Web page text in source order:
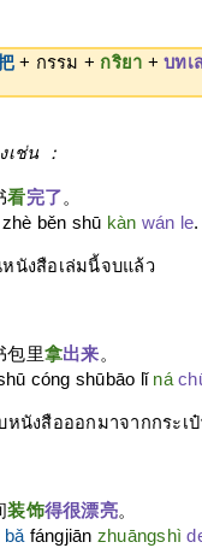
+ กรรม + กริยา +บทเ
เช่น ：
看完了。
zhè běn shū kàn wán le.
นังสือเล่มนี้จบแล้ว
包里拿出来。
cóng shūbāo lǐ ná
หนังสือออกมาจากกระเป๋
装饰得很漂亮。
bǎ fángjiān zhuāngshì